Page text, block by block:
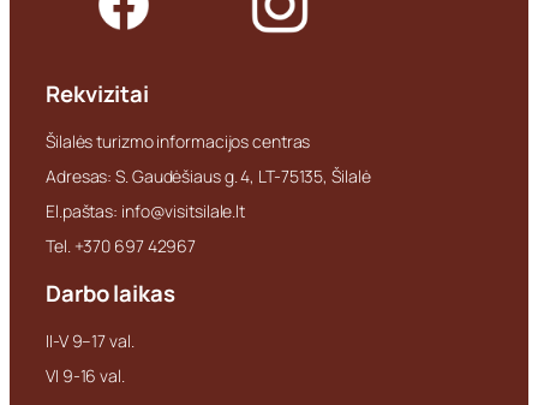
Rekvizitai
Šilalės turizmo informacijos centras
Adresas: S. Gaudėšiaus g. 4, LT-75135, Šilalė
El.paštas: info@visitsilale.lt
Tel. +370 697 42967
Darbo laikas
II-V 9–17 val.
VI 9-16 val.